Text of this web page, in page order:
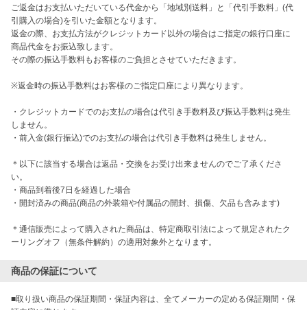
ご返金はお支払いただいている代金から「地域別送料」と「代引手数料」(代
引購入の場合)を引いた金額となります。
返金の際、お支払方法がクレジットカード以外の場合はご指定の銀行口座に
商品代金をお振込致します。
その際の振込手数料もお客様のご負担とさせていただきます。
※返金時の振込手数料はお客様のご指定口座により異なります。
・クレジットカードでのお支払の場合は代引き手数料及び振込手数料は発生
しません。
・前入金(銀行振込)でのお支払の場合は代引き手数料は発生しません。
＊以下に該当する場合は返品・交換をお受け出来ませんのでご了承くださ
い。
・商品到着後7日を経過した場合
・開封済みの商品(商品の外装箱や付属品の開封、損傷、欠品も含みます)
＊通信販売によって購入された商品は、特定商取引法によって規定されたク
ーリングオフ（無条件解約）の適用対象外となります。
商品の保証について
■取り扱い商品の保証期間・保証内容は、全てメーカーの定める保証期間・保